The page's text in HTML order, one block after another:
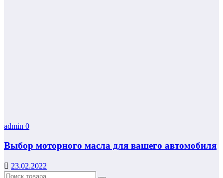
admin 0
Выбор моторного масла для вашего автомобиля
23.02.2022